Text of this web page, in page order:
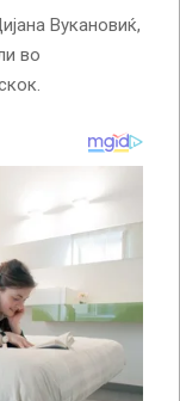
Вукановиќ,
во